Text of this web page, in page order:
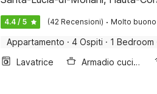
4.4 / 5 (42 Recensioni) · Molto buono
Appartamento · 4 Ospiti · 1 Bedroom
Lavatrice
Armadio cucina